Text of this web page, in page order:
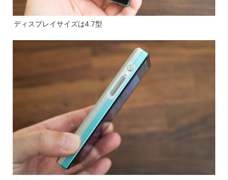
ディスプレイサイズは4.7型